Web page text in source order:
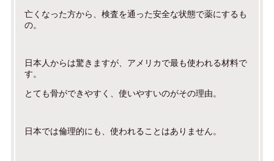
亡くなった方から、検査を通った安全な状態で薬にするも
の。
日本人からは驚きますが、アメリカで最も使われる材料で
す。
とても骨ができやすく、使いやすいのがその理由。
日本では倫理的にも、使われることはありません。